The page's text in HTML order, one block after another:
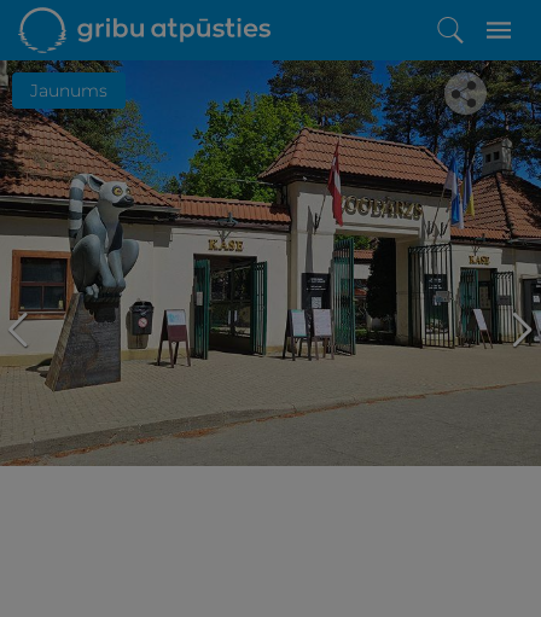
Jaunums
Iepatikās šis piedāvājums?
Līdz brīnišķīgai atpūtai atlikuši tikai daži soļi
PĒRKU